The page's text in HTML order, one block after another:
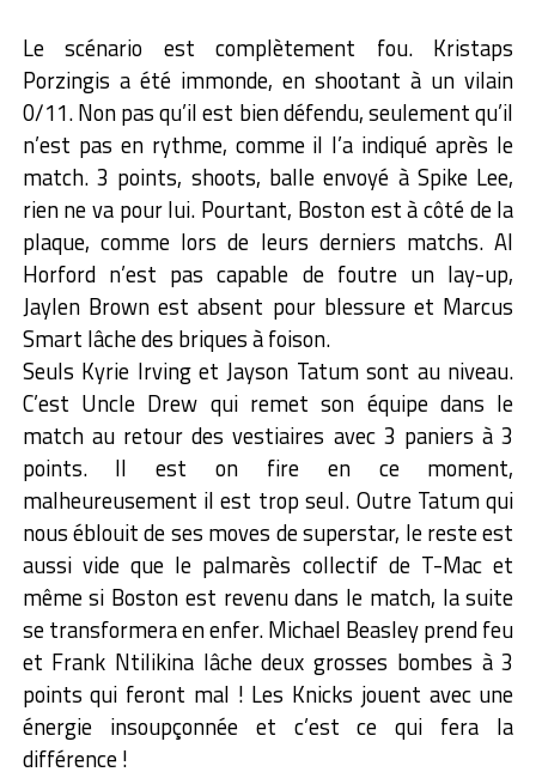
Le scénario est complètement fou. Kristaps
Porzingis a été immonde, en shootant à un vilain
0/11. Non pas qu’il est bien défendu, seulement qu’il
n’est pas en rythme, comme il l’a indiqué après le
match. 3 points, shoots, balle envoyé à Spike Lee,
rien ne va pour lui. Pourtant, Boston est à côté de la
plaque, comme lors de leurs derniers matchs. Al
Horford n’est pas capable de foutre un lay-up,
Jaylen Brown est absent pour blessure et Marcus
Smart lâche des briques à foison.
Seuls Kyrie Irving et Jayson Tatum sont au niveau.
C’est Uncle Drew qui remet son équipe dans le
match au retour des vestiaires avec 3 paniers à 3
points. Il est on fire en ce moment,
malheureusement il est trop seul. Outre Tatum qui
nous éblouit de ses moves de superstar, le reste est
aussi vide que le palmarès collectif de T-Mac et
même si Boston est revenu dans le match, la suite
se transformera en enfer. Michael Beasley prend feu
et Frank Ntilikina lâche deux grosses bombes à 3
points qui feront mal ! Les Knicks jouent avec une
énergie insoupçonnée et c’est ce qui fera la
différence !